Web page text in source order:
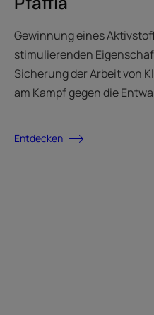
Gewinnung eines
stimulierenden
Sicherung der Arbeit von
am Kampf gegen die
Entdecken